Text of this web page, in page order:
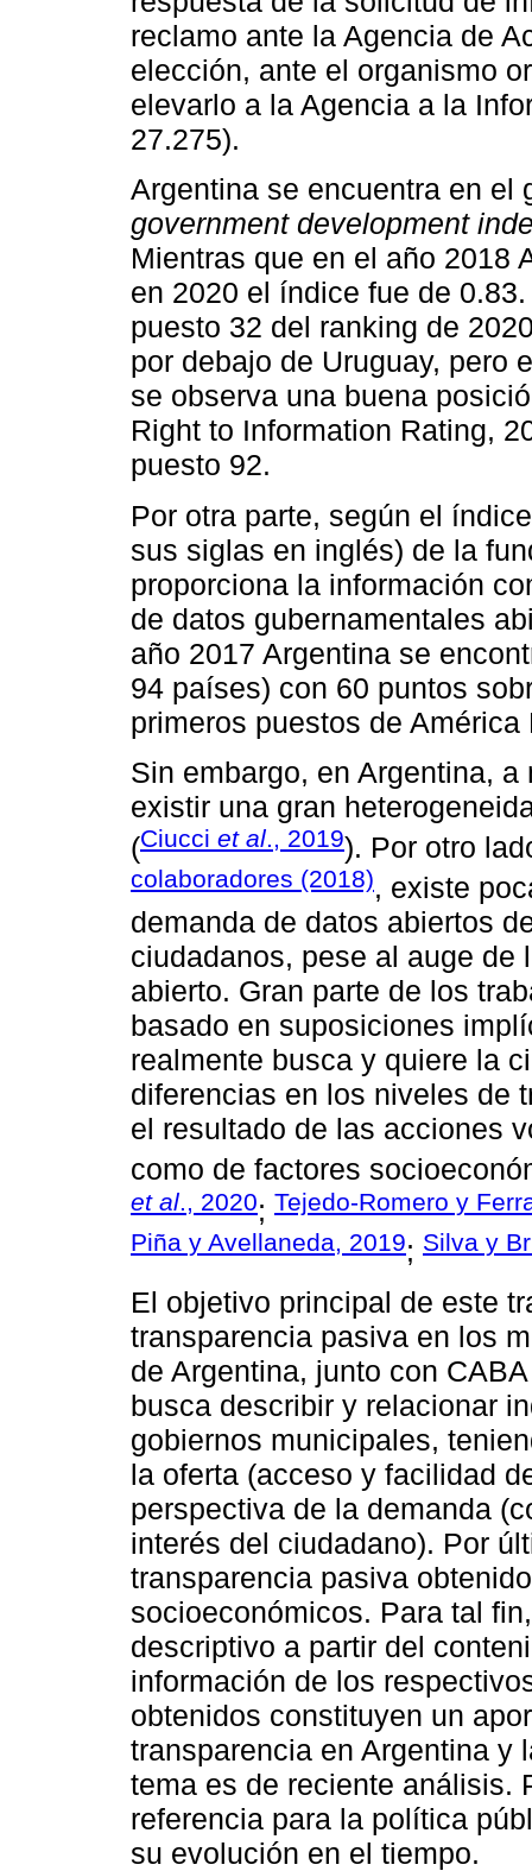
reclamo ante la Agencia de
elección, ante el organismo
elevarlo a la Agencia a la
27.275).
Argentina se encuentra en el
government development
Mientras que en el año 2018
en 2020 el índice fue de
puesto 32 del ranking de
por debajo de Uruguay, pero
se observa una buena
Right to Information Rating,
puesto 92.
Por otra parte, según el
sus siglas en inglés) de la
proporciona la información
de datos gubernamentales
año 2017 Argentina se
94 países) con 60 puntos
primeros puestos de
Sin embargo, en Argentina,
existir una gran
(Ciucci et al., 2019). Por otro
colaboradores (2018), existe
demanda de datos abiertos
ciudadanos, pese al auge de
abierto. Gran parte de los
basado en suposiciones
realmente busca y quiere la
diferencias en los niveles de
el resultado de las acciones
como de factores
et al., 2020; Tejedo-Romero y
Piña y Avellaneda, 2019; Silva y
El objetivo principal de este
transparencia pasiva en los
de Argentina, junto con
busca describir y relacionar
gobiernos municipales,
la oferta (acceso y facilidad
perspectiva de la demanda
interés del ciudadano). Por
transparencia pasiva
socioeconómicos. Para tal
descriptivo a partir del
información de los
obtenidos constituyen un
transparencia en Argentina y
tema es de reciente análisis.
referencia para la política
su evolución en el tiempo.